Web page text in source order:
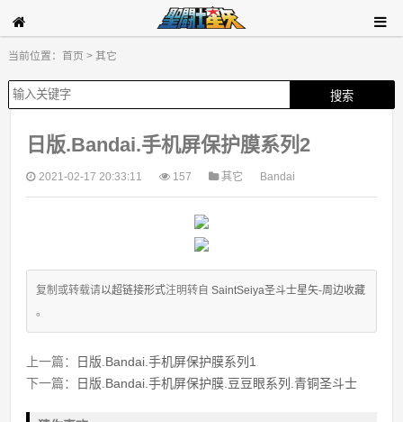
当前位置： 首页 > 其它
日版.Bandai.手机屏保护膜系列2
2021-02-17 20:33:11 157 其它 Bandai
复制或转载请以超链接形式注明转自SaintSeiya圣斗士星矢-周边收藏
。
上一篇：
日版.Bandai.手机屏保护膜系列1
下一篇：
日版.Bandai.手机屏保护膜.豆豆眼系列.青铜圣斗士